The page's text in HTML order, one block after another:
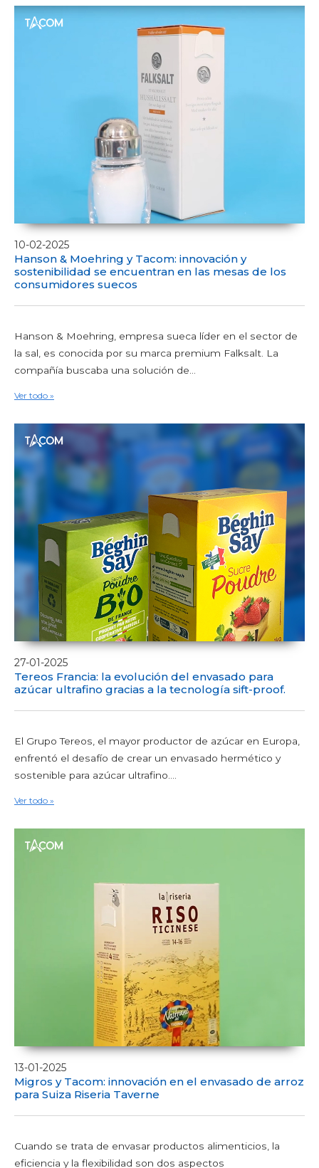
10-02-2025
Hanson & Moehring y Tacom: innovación y
sostenibilidad se encuentran en las mesas de los
consumidores suecos
Hanson & Moehring, empresa sueca líder en el sector de
la sal, es conocida por su marca premium Falksalt. La
compañía buscaba una solución de...
Ver todo »
27-01-2025
Tereos Francia: la evolución del envasado para
azúcar ultrafino gracias a la tecnología sift-proof.
El Grupo Tereos, el mayor productor de azúcar en Europa,
enfrentó el desafío de crear un envasado hermético y
sostenible para azúcar ultrafino....
Ver todo »
13-01-2025
Migros y Tacom: innovación en el envasado de arroz
para Suiza Riseria Taverne
Cuando se trata de envasar productos alimenticios, la
eficiencia y la flexibilidad son dos aspectos